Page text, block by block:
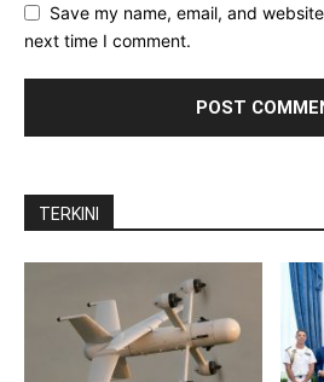
Save my name, email, and
next time I comment.
TERKINI